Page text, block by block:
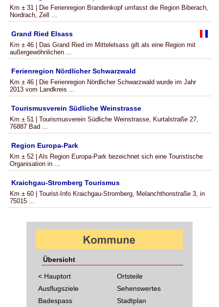
Km ± 31 | Die Ferienregion Brandenkopf umfasst die Region Biberach,
Nordrach, Zell ...
Grand Ried Elsass
Km ± 46 | Das Grand Ried im Mittelelsass gilt als eine Region mit
außergewöhnlichen ...
Ferienregion Nördlicher Schwarzwald
Km ± 46 | Die Ferienregion Nördlicher Schwarzwald wurde im Jahr
2013 vom Landkreis ...
Tourismusverein Südliche Weinstrasse
Km ± 51 | Tourismusverein Südliche Weinstrasse, Kurtalstraße 27,
76887 Bad ...
Region Europa-Park
Km ± 52 | Als Region Europa-Park bezeichnet sich eine Touristische
Organisation in ...
Kraichgau-Stromberg Tourismus
Km ± 60 | Tourist-Info Kraichgau-Stromberg, Melanchthonstraße 3, in
75015 ...
Übersicht
< Hauptort
Ausflugsziele
Badespass
Ortsteile
Sehenswertes
Stadtplan